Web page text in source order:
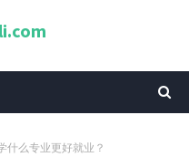
什么专业更好就业？